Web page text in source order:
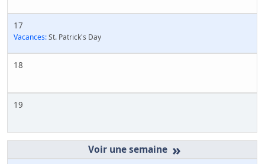
17
Vacances:St. Patrick's Day
18
19
»